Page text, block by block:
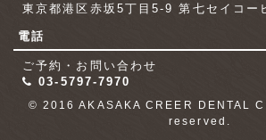
東京都港区赤坂5丁目5-9 第七セイコー
電話
ご予約・お問い合わせ
03-5797-7970
© 2016 AKASAKA CREER DENTAL
reserved.